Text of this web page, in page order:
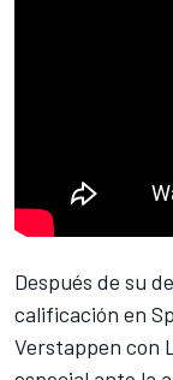
Después de su
calificación en
Verstappen con